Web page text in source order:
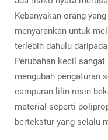
Kebanyakan orang
menyarankan untuk
terlebih dahulu
Perubahan kecil
mengubah pengaturan
campuran lilin-resin
material seperti
bertekstur yang selalu